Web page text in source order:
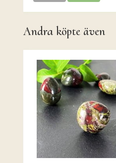
Andra köpte även